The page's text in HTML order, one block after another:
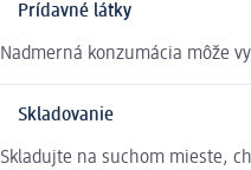
Prídavné látky
Nadmerná konzumácia môže
Skladovanie
Skladujte na suchom mieste,